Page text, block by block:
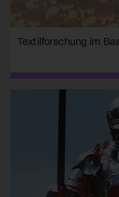
Textilforschung im